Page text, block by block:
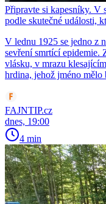
Připravte si kapesníky. V
podle skutečné události,
V lednu 1925 se jedno z
sevření smrtící epidemie.
vlásku, v mrazu
hrdina, jehož jméno
FAJNTIP.cz
dnes, 19:00
4 min